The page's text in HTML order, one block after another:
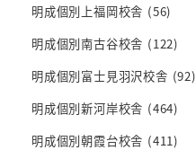
明成個別上福岡校舎 (56)
明成個別南古谷校舎 (122)
明成個別富士見羽沢校舎 (92)
明成個別新河岸校舎 (464)
明成個別朝霞台校舎 (411)